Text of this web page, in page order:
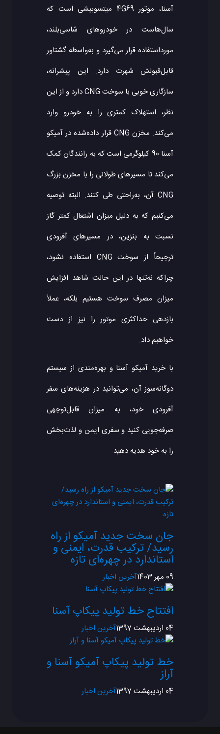
آسنا، موتور 4G69 میتسوبیشی است که
سال‌هاست در خودروهای شاسی‌بلند،
مورداستفاده قرار می‌گیرد و به‌واسطه گشتاور
قابل‌قبولش شهرت دارد. این پیشرانه،
سازگاری خوبی با سوخت CNG دارد و از این
نظر، استهلاک کمتری را به خودرو وارد
می‌کند. مخزن CNG قرار داده‌شده در آمیکو
آسنا 90 کیلوگرمی است که به رانندگان کمک
می‌کند تا مسیرهای طولانی را با مخزن بزرگ
CNG آن، به‌راحتی طی کنند. البته توصیه
می‌کنیم که به دلیل میزان اشتعال کمتر گاز
نسبت به بنزین، در مسیرهای آفرودی
ترجیحاً از سوخت CNG استفاده نشود،
چراکه نه‌تنها در این حالت شاهد افزایش
میزان مصرف سوخت هستیم بلکه،‌ عملاً
بازدهی حداکثری موتور را نیز از دست
خواهیم داد.
با خرید آمیکو آسنا و بهره‌مندی از سیستم
دوگانه‌سوز آن، می‌توانید در هزینه‌های سفر
آفرودی خود، به میزان قابل‌توجهی
صرفه‌جویی کنید و سفری ایمن و لذت‌بخش
را به خود هدیه دهید.
جان سخت جدید آمیکو از راه
رسید/ ترکیب قدرت، ایمنی و
استاندارد در چهره‌ای تازه
09 مهر 1403 آخرین اخبار
افتتاح خط تولید پیکاپ آسنا
04 ارديبهشت 1397 آخرین اخبار
خط تولید پیکاپ آمیکو آسنا و
آراز
04 ارديبهشت 1397 آخرین اخبار